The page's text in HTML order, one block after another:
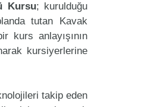
Kursu; kurulduğu
tutan Kavak
kurs anlayışının
kursiyerlerine
takip eden